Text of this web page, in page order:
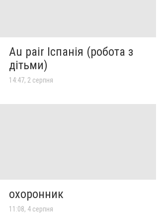
Au pair Іспанія (робота з
дітьми)
14:47, 2 серпня
охоронник
11:08, 4 серпня